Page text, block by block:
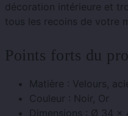
décoration intérieure et
tous les recoins de votre
Points forts du
Matière : Velours,
Couleur : Noir, Or
Dimensions : Ø 34 x